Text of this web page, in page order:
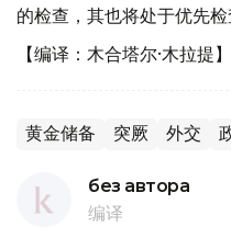
的检查，其也将处于优先检
【编译：木合塔尔·木拉提】
黄金储备 突厥 外交
без автора
编译